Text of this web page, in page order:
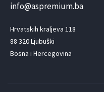
info@aspremium.ba
Hrvatskih kraljeva 118
88 320 Ljubuški
Bosna i Hercegovina